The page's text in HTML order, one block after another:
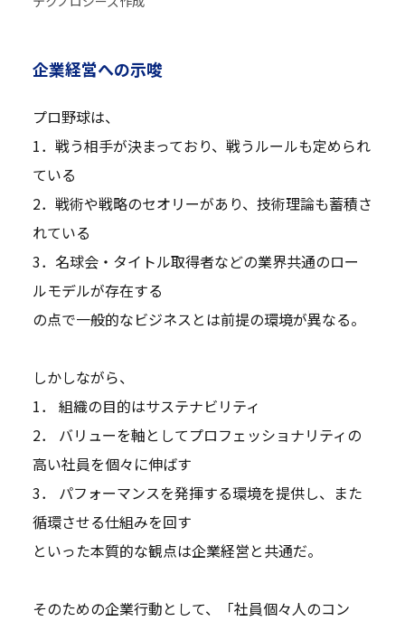
企業経営への示唆
プロ野球は、
1．戦う相手が決まっており、戦うルールも定められ
ている
2．戦術や戦略のセオリーがあり、技術理論も蓄積さ
れている
3．名球会・タイトル取得者などの業界共通のロー
ルモデルが存在する
の点で一般的なビジネスとは前提の環境が異なる。
しかしながら、
1． 組織の目的はサステナビリティ
2． バリューを軸としてプロフェッショナリティの
高い社員を個々に伸ばす
3． パフォーマンスを発揮する環境を提供し、また
循環させる仕組みを回す
といった本質的な観点は企業経営と共通だ。
そのための企業行動として、「社員個々人のコン